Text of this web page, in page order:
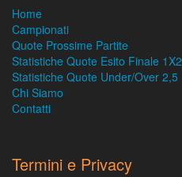
Home
Campionati
Quote Prossime Partite
Statistiche Quote Esito Finale 1X2
Statistiche Quote Under/Over 2,5
Chi Siamo
Contatti
Termini e Privacy